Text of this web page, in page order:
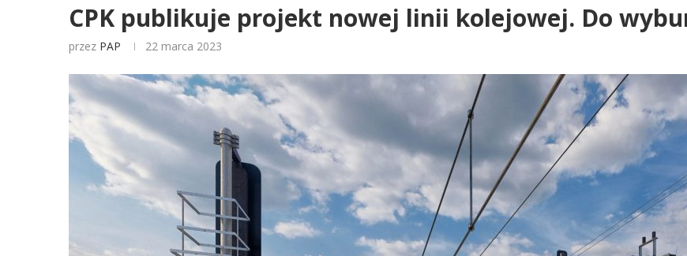
CPK publikuje projekt nowej linii kolejowej. Do
przez PAP 22 marca 2023